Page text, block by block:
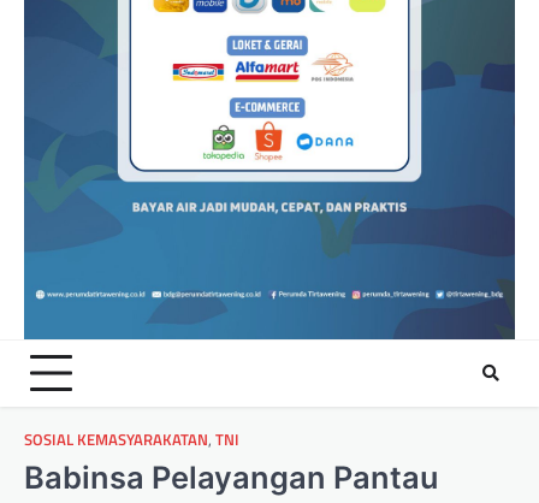
SOSIAL KEMASYARAKATAN, TNI
Babinsa Pelayangan Pantau